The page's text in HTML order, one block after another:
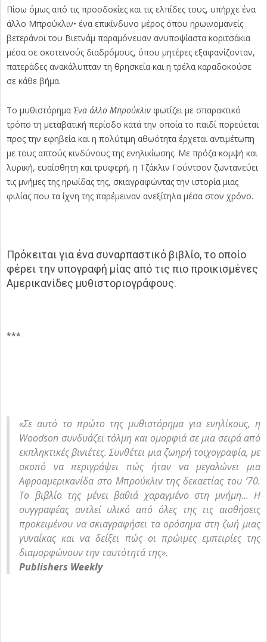
Πίσω όμως από τις προσδοκίες και τις ελπίδες τους, υπήρχε ένα
άλλο Μπρούκλιν• ένα επικίνδυνο μέρος όπου ηρωινομανείς
βετεράνοι του Βιετνάμ παραμόνευαν ανυποψίαστα κοριτσάκια
μέσα σε σκοτεινούς διαδρόμους, όπου μητέρες εξαφανίζονταν,
πατεράδες ανακάλυπταν τη θρησκεία και η τρέλα καραδοκούσε
σε κάθε βήμα.
Το μυθιστόρημα Ένα άλλο Μπρούκλιν φωτίζει με σπαρακτικό
τρόπο τη μεταβατική περίοδο κατά την οποία το παιδί πορεύεται
προς την εφηβεία και η πολύτιμη αθωότητα έρχεται αντιμέτωπη
με τους απτούς κινδύνους της ενηλικίωσης. Με πρόζα κομψή και
λυρική, ευαίσθητη και τρυφερή, η Τζάκλιν Γούντσον ζωντανεύει
τις μνήμες της ηρωίδας της, σκιαγραφώντας την ιστορία μιας
φιλίας που τα ίχνη της παρέμειναν ανεξίτηλα μέσα στον χρόνο.
Πρόκειται για ένα συναρπαστικό βιβλίο, το οποίο
φέρει την υπογραφή μίας από τις πιο προικισμένες
Αμερικανίδες μυθιστοριογράφους.
***
«Σε αυτό το πρώτο της μυθιστόρημα για ενηλίκους, η
Woodson συνδυάζει τόλμη και ομορφιά σε μια σειρά από
εκπληκτικές βινιέτες. Συνθέτει μια ζωηρή τοιχογραφία, με
σκοπό να περιγράψει πώς ήταν να μεγαλώνει μια
Αφροαμερικανίδα στο Μπρούκλιν της δεκαετίας του ‘70.
Το βιβλίο της μένει βαθιά χαραγμένο στη μνήμη… Η
συγγραφέας αντλεί υλικό από όλες της τις αισθήσεις
προκειμένου να σκιαγραφήσει τα ορόσημα στη ζωή μιας
γυναίκας και να δείξει πώς οι πρώιμες εμπειρίες της
διαμορφώνουν την ταυτότητά της».
Publishers Weekly